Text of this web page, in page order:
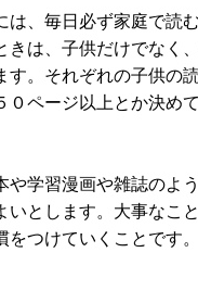
、毎日必ず家庭で読
は、子供だけでなく
す。それぞれの子供の
０ページ以上とか決め
学習漫画や雑誌のよ
とします。大事なこ
つけていくことです。